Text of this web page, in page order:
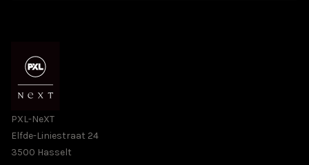
PXL-NeXT
Elfde-Liniestraat 24
3500 Hasselt